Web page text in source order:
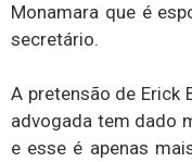
Monamara que é
secretário.
A pretensão de Erick
advogada tem dado
e esse é apenas